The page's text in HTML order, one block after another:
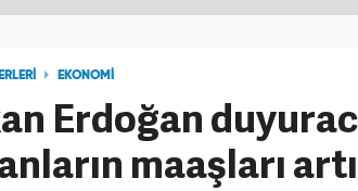
EKONOMİ
Erdoğan
maaşları